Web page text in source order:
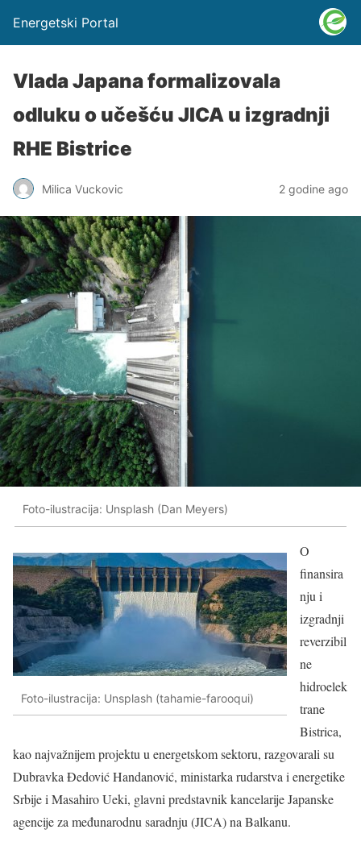
Energetski Portal
Vlada Japana formalizovala
odluku o učešću JICA u izgradnji
RHE Bistrice
Milica Vuckovic 2 godine ago
Foto-ilustracija: Unsplash (Dan Meyers)
Foto-ilustracija: Unsplash (tahamie-farooqui)
O
finansira
nju i
izgradnji
reverzibil
ne
hidroelek
trane
Bistrica,
kao najvažnijem projektu u energetskom sektoru, razgovarali su
Dubravka Đedović Handanović, ministarka rudarstva i energetike
Srbije i Masahiro Ueki, glavni predstavnik kancelarije Japanske
agencije za međunarodnu saradnju (JICA) na Balkanu.